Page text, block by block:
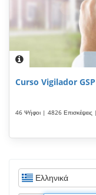
Curso Vigilador
46 Ψήφοι | 4826
Ελληνικά